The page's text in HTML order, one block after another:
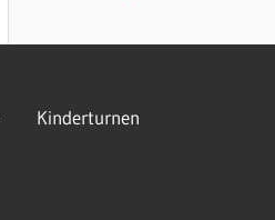
Kinderturnen